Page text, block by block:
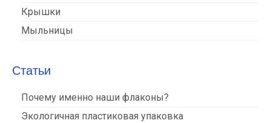
Крышки
Мыльницы
Статьи
Почему именно наши флаконы?
Экологичная пластиковая упаковка